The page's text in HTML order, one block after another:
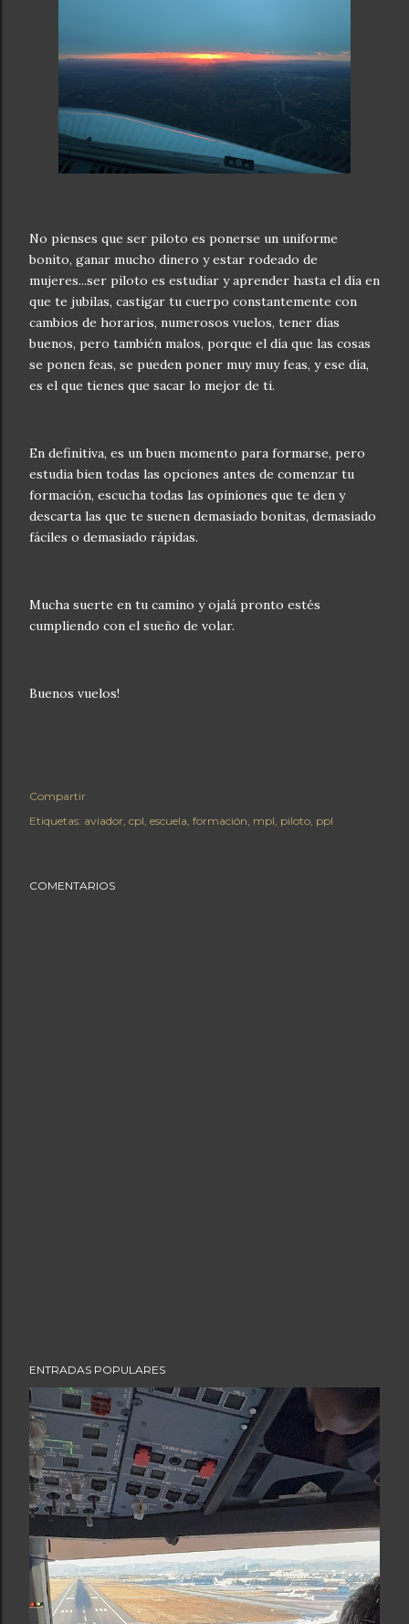
No pienses que ser piloto es ponerse un uniforme
bonito, ganar mucho dinero y estar rodeado de
mujeres...ser piloto es estudiar y aprender hasta el día en
que te jubilas, castigar tu cuerpo constantemente con
cambios de horarios, numerosos vuelos, tener días
buenos, pero también malos, porque el día que las cosas
se ponen feas, se pueden poner muy muy feas, y ese día,
es el que tienes que sacar lo mejor de ti.
En definitiva, es un buen momento para formarse, pero
estudia bien todas las opciones antes de comenzar tu
formación, escucha todas las opiniones que te den y
descarta las que te suenen demasiado bonitas, demasiado
fáciles o demasiado rápidas.
Mucha suerte en tu camino y ojalá pronto estés
cumpliendo con el sueño de volar.
Buenos vuelos!
Compartir
Etiquetas: aviador cpl escuela formación mpl piloto ppl
COMENTARIOS
ENTRADAS POPULARES